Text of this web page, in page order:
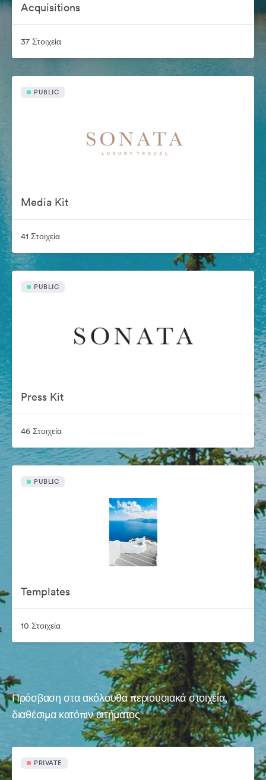
Acquisitions
37 Στοιχεία
PUBLIC
Media Kit
41 Στοιχεία
PUBLIC
Press Kit
46 Στοιχεία
PUBLIC
Templates
10 Στοιχεία
Πρόσβαση στα ακόλουθα περιουσιακά στοιχεία,
διαθέσιμα κατόπιν αιτήματος
PRIVATE